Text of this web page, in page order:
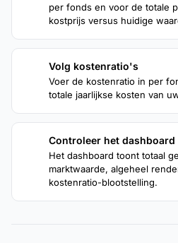
per fonds en voor de totale
kostprijs versus huidige
Volg kostenratio's
Voer de kostenratio in per
totale jaarlijkse kosten van
Controleer het dashboard
Het dashboard toont totaal
marktwaarde, algeheel
kostenratio-blootstelling.